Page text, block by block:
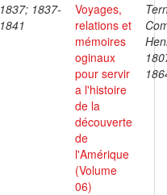
1837; 1837-
1841
Voyages,
relations et
mémoires
oginaux
pour servir
a l'histoire
de la
découverte
de
l'Amérique
(Volume
06)